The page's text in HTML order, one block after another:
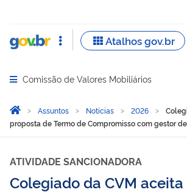
Abrir menu principal de navegação
Comissão de Valores Mobiliários
Você está aqui:
Página Inicial
Assuntos Notícias 2026
proposta de Termo de Compromisso com gestor
ATIVIDADE SANCIONADORA
Colegiado da CVM